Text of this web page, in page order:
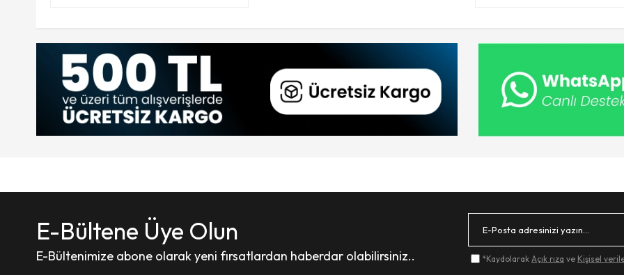
E-Bültene Üye Olun
E-Bültenimize abone olarak yeni fırsatlardan haberdar olabilirsiniz.. *Kaydolarak Açık rıza ve Kişisel